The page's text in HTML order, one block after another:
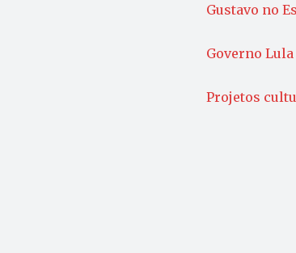
Gustavo no
Governo
Projetos